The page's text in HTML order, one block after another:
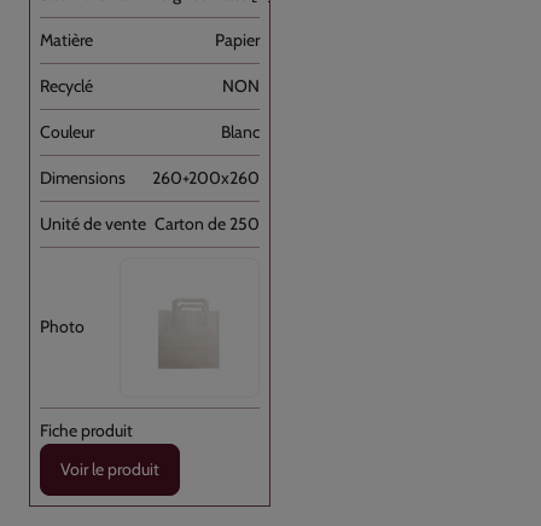
Papier
NON
Blanc
260+200x260
Carton de 250
Voir le produit